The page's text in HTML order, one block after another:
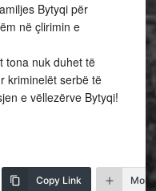
Bytyqi për
në çlirimin e
tona nuk duhet të
kriminelët serbë të
e vëllezërve Bytyqi!
Copy Link More